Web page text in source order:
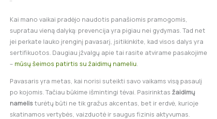
Kai mano vaikai pradėjo naudotis panašiomis pramogomis,
supratau vieną dalyką: prevencija yra pigiau nei gydymas. Tad net
jei perkate lauko įrenginį pavasarį, įsitikinkite, kad visos dalys yra
sertifikuotos. Daugiau įžvalgų apie tai rasite atvirame pasakojime
– mūsų šeimos patirtis su žaidimų nameliu.
Pavasaris yra metas, kai norisi suteikti savo vaikams visą pasaulį
po kojomis. Tačiau būkime išmintingi tėvai. Pasirinktas žaidimų
namelisturėtų būti ne tik gražus akcentas, bet ir erdvė, kurioje
skatinamos vertybės, vaizduotė ir saugus fizinis aktyvumas.